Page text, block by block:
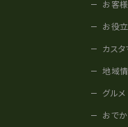
お客
お役
カス
地域
グルメ
おで